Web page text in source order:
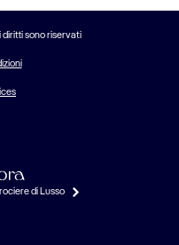
diritti sono riservati
di Lusso